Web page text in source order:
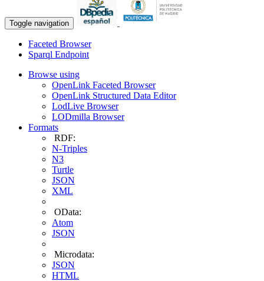
Toggle navigation
Faceted Browser
Sparql Endpoint
Browse using
OpenLink Faceted Browser
OpenLink Structured Data Editor
LodLive Browser
LODmilla Browser
Formats
RDF:
N-Triples
N3
Turtle
JSON
XML
OData:
Atom
JSON
Microdata:
JSON
HTML